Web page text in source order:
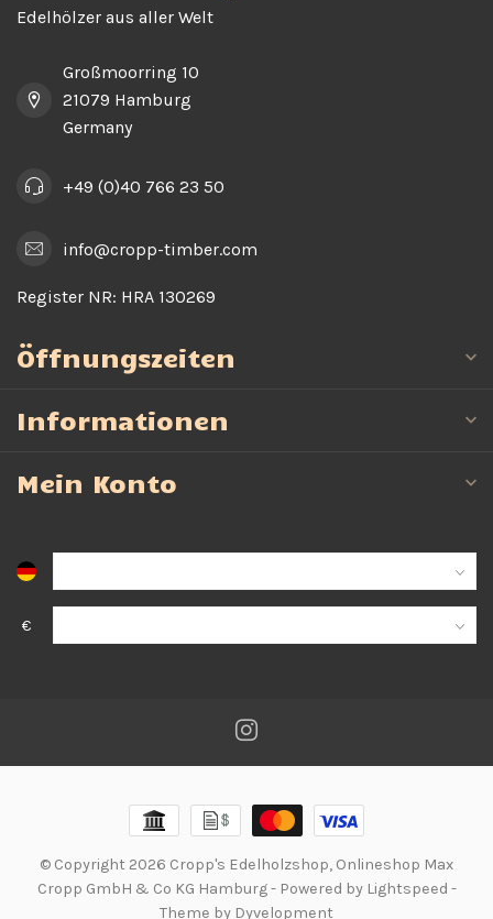
Edelhölzer aus aller Welt
Großmoorring 10
21079 Hamburg
Germany
+49 (0)40 766 23 50
info@cropp-timber.com
Register NR: HRA 130269
Öffnungszeiten
Informationen
Mein Konto
€
© Copyright 2026 Cropp's Edelholzshop, Onlineshop Max
Cropp GmbH & Co KG Hamburg- Powered by Lightspeed -
Theme by Dyvelopment